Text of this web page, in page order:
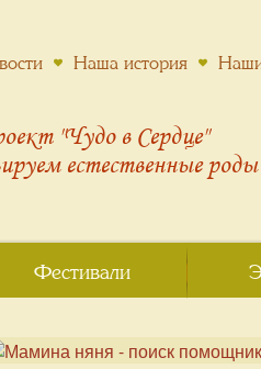
"Чудо в Сердце"
естественные роды
Наша история
Фестивали